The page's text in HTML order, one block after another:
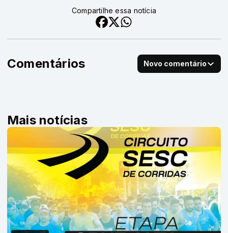
Compartilhe essa notícia
Comentários Novo comentário
Mais notícias